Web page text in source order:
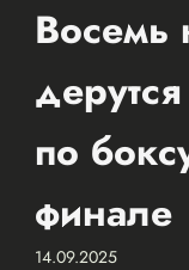
Восемь
по
финале
14.09.2025